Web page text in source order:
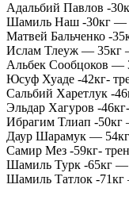
Адальбий Павлов -
Шамиль Наш -30кг —
Матвей Бальченко -
Ислам Тлеуж — 35кг
Альбек Сообцоков
Юсуф Хуаде -42кг-
Сальбий Харетлук -
Эльдар Хагуров -
Ибрагим Тлиап -
Даур Шарамук —
Самир Мез -59кг-
Шамиль Турк -65кг —
Шамиль Татлок -